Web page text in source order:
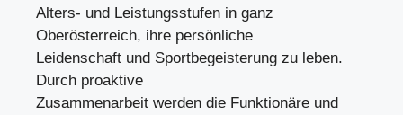
Alters- und Leistungsstufen in ganz
Oberösterreich, ihre persönliche
Leidenschaft und Sportbegeisterung zu leben.
Durch proaktive
Zusammenarbeit werden die Funktionäre und